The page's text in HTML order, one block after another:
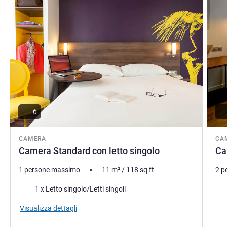
CAMERA
Camera Standard con letto singolo
6
1 persone massimo 11 m²/ 118 sq ft
Biancheria da letto
1 x Letto singolo/Letti singoli
Visualizza dettagli
2